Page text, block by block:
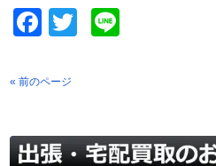
Facebook
Twitter
« 前のページ